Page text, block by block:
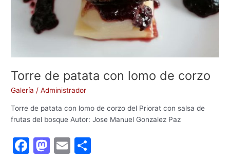
Torre de patata con lomo de corzo
Galería /Administrador
Torre de patata con lomo de corzo del Priorat con salsa de
frutas del bosque Autor: Jose Manuel Gonzalez Paz
F
M E